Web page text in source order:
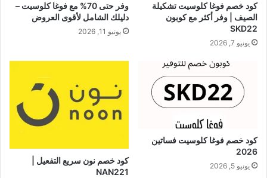
كود خصم فوغا كلوسيت تشكيلة
الصيف | وفر أكثر مع كوبون
SKD22
يونيو 7, 2026
وفر حتى 70% مع فوغا كلوسيت –
دليلك الشامل لأقوى العروض
يونيو 11, 2026
كود خصم فوغا كلوسيت فساتين
2026
يونيو 5, 2026
كود خصم نون سريع التفعيل |
NAN221